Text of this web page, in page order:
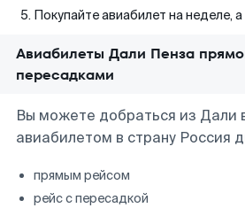
Покупайте авиабилет на неделе,
Авиабилеты Дали Пенза
пересадками
Вы можете добраться из Дали
авиабилетом в страну Россия
прямым рейсом
рейс с пересадкой